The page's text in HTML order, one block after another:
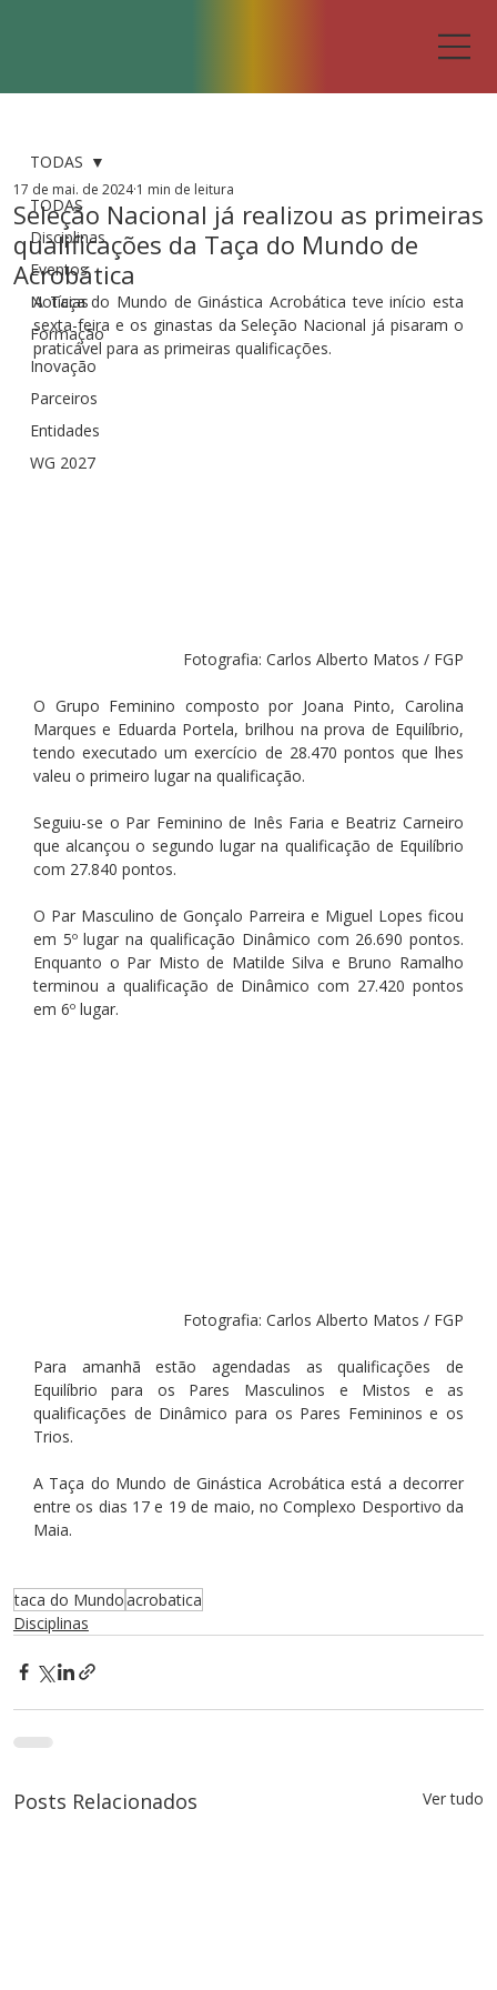
TODAS
Disciplinas
Eventos
Notícias
Formação
Inovação
Parceiros
Entidades
WG 2027
TODAS
Seleção Nacional já realizou as primeiras
qualificações da Taça do Mundo de
Acrobática
17 de mai. de 2024 1 min de leitura
A Taça do Mundo de Ginástica Acrobática teve início esta
sexta-feira e os ginastas da Seleção Nacional já pisaram o
praticável para as primeiras qualificações.
Fotografia: Carlos Alberto Matos / FGP
O Grupo Feminino composto por Joana Pinto, Carolina
Marques e Eduarda Portela, brilhou na prova de Equilíbrio,
tendo executado um exercício de 28.470 pontos que lhes
valeu o primeiro lugar na qualificação.
Seguiu-se o Par Feminino de Inês Faria e Beatriz Carneiro
que alcançou o segundo lugar na qualificação de Equilíbrio
com 27.840 pontos.
O Par Masculino de Gonçalo Parreira e Miguel Lopes ficou
em 5º lugar na qualificação Dinâmico com 26.690 pontos.
Enquanto o Par Misto de Matilde Silva e Bruno Ramalho
terminou a qualificação de Dinâmico com 27.420 pontos
em 6º lugar.
Fotografia: Carlos Alberto Matos / FGP
Para amanhã estão agendadas as qualificações de
Equilíbrio para os Pares Masculinos e Mistos e as
qualificações de Dinâmico para os Pares Femininos e os
Trios.
A Taça do Mundo de Ginástica Acrobática está a decorrer
entre os dias 17 e 19 de maio, no Complexo Desportivo da
Maia.
taca do Mundoacrobatica
Disciplinas
Posts Relacionados Ver tudo